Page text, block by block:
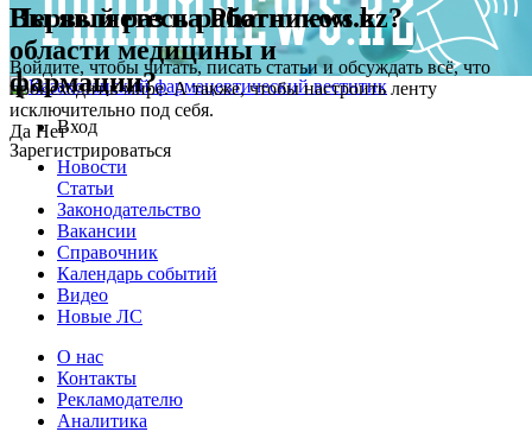
Первый раз на Pharmnews.kz?
Войдите, чтобы читать, писать статьи и обсуждать всё, что
происходит в мире. А также, чтобы настроить ленту
исключительно под себя.
Зарегистрироваться
Вы являетесь работником в
области медицины и
фармации?
Да НетВход
Новости
Статьи
Законодательство
Вакансии
Справочник
Календарь событий
Видео
Новые ЛС
О нас
Контакты
Рекламодателю
Аналитика